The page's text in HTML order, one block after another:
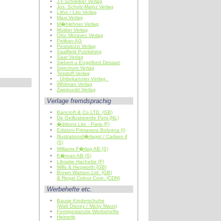
J.F.Schreiber Verlag
Jos. Scholz-Mainz Verlag
Litho / Lito Verlag
Maxi Verlag
M�hlehner Verlag
Mulder Verlag
Otto Moravec Verlag
Pelikan AG
Pestalozzi Verlag
Saalfield Publishing
Saar Verlag
Siebert u Engelbert Dessart
Spectrum Verlag
Tessloff Verlag
Unbekannter Verlag
Whitman Verlag
Zweipunkt Verlag
Verlage fremdsprachig
Bancroft & Co LTD. (GB)
De Geillustreerde Pers (NL)
�ditions Lito - Paris (F)
Edizioni Primavera Bologna (I)
Illustrationsf�rlaget / Carlsen if
(S)
Williams F�rlag AB (S)
K�rnan AB (S)
Librairie Hachette (F)
Wills & Hepworth (GB)
Brown Watson Ltd. (GB)
& Regal Colour Corp. (CDN)
Werbehefte etc.
Bause Kinderschuhe
(Walt Disney / Micky Maus)
Formgestanzte Werbehefte
Heinerle